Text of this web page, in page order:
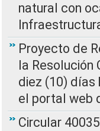
natural con
Proyecto de
la Resolución
diez (10) días
el portal web
Circular